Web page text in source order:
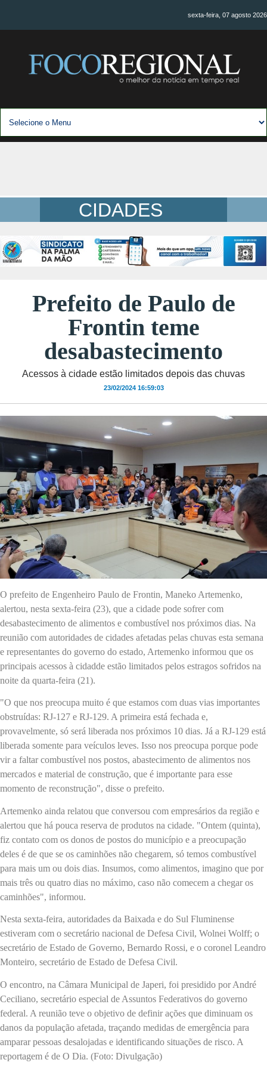
sexta-feira, 07 agosto 2026
CIDADES
Prefeito de Paulo de
Frontin teme
desabastecimento
Acessos à cidade estão limitados depois das chuvas
23/02/2024 16:59:03
O prefeito de Engenheiro Paulo de Frontin, Maneko Artemenko,
alertou, nesta sexta-feira (23), que a cidade pode sofrer com
desabastecimento de alimentos e combustível nos próximos dias. Na
reunião com autoridades de cidades afetadas pelas chuvas esta semana
e representantes do governo do estado, Artemenko informou que os
principais acessos à cidadde estão limitados pelos estragos sofridos na
noite da quarta-feira (21).
"O que nos preocupa muito é que estamos com duas vias importantes
obstruídas: RJ-127 e RJ-129. A primeira está fechada e,
provavelmente, só será liberada nos próximos 10 dias. Já a RJ-129 está
liberada somente para veículos leves. Isso nos preocupa porque pode
vir a faltar combustível nos postos, abastecimento de alimentos nos
mercados e material de construção, que é importante para esse
momento de reconstrução", disse o prefeito.
Artemenko ainda relatou que conversou com empresários da região e
alertou que há pouca reserva de produtos na cidade. "Ontem (quinta),
fiz contato com os donos de postos do município e a preocupação
deles é de que se os caminhões não chegarem, só temos combustível
para mais um ou dois dias. Insumos, como alimentos, imagino que por
mais três ou quatro dias no máximo, caso não comecem a chegar os
caminhões", informou.
Nesta sexta-feira, autoridades da Baixada e do Sul Fluminense
estiveram com o secretário nacional de Defesa Civil, Wolnei Wolff; o
secretário de Estado de Governo, Bernardo Rossi, e o coronel Leandro
Monteiro, secretário de Estado de Defesa Civil.
O encontro, na Câmara Municipal de Japeri, foi presidido por André
Ceciliano, secretário especial de Assuntos Federativos do governo
federal. A reunião teve o objetivo de definir ações que diminuam os
danos da população afetada, traçando medidas de emergência para
amparar pessoas desalojadas e identificando situações de risco. A
reportagem é de O Dia. (Foto: Divulgação)